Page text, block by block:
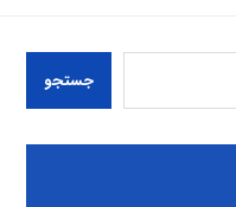
جستجو